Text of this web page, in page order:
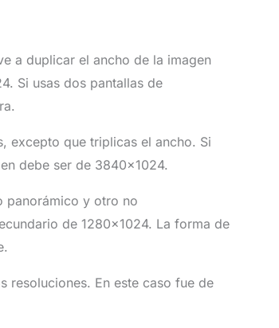
a duplicar el ancho de la imagen
Si usas dos pantallas de
excepto que triplicas el ancho. Si
debe ser de 3840×1024.
panorámico y otro no
de 1280×1024. La forma de
resoluciones. En este caso fue de